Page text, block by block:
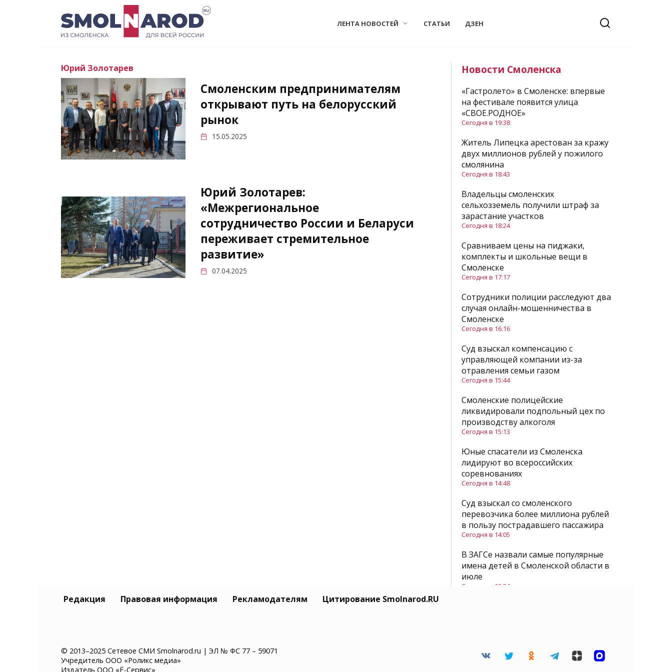
ЛЕНТА НОВОСТЕЙ СТАТЬИ ДЗЕН
Юрий Золотарев
Смоленским предпринимателям
открывают путь на белорусский
рынок
15.05.2025
Юрий Золотарев:
«Межрегиональное
сотрудничество России и Беларуси
переживает стремительное
развитие»
07.04.2025
Новости Смоленска
«Гастролето» в Смоленске: впервые
на фестивале появится улица
«СВОЕ.РОДНОЕ»
Сегодня в 19:38
Житель Липецка арестован за кражу
двух миллионов рублей у пожилого
смолянина
Сегодня в 18:43
Владельцы смоленских
сельхозземель получили штраф за
зарастание участков
Сегодня в 18:24
Сравниваем цены на пиджаки,
комплекты и школьные вещи в
Смоленске
Сегодня в 17:17
Сотрудники полиции расследуют два
случая онлайн-мошенничества в
Смоленске
Сегодня в 16:16
Суд взыскал компенсацию с
управляющей компании из-за
отравления семьи газом
Сегодня в 15:44
Смоленские полицейские
ликвидировали подпольный цех по
производству алкоголя
Сегодня в 15:13
Юные спасатели из Смоленска
лидируют во всероссийских
соревнованиях
Сегодня в 14:48
Суд взыскал со смоленского
перевозчика более миллиона рублей
в пользу пострадавшего пассажира
Сегодня в 14:05
В ЗАГСе назвали самые популярные
имена детей в Смоленской области в
июле
Сегодня в 13:24
Редакция Правовая информация Рекламодателям Цитирование Smolnarod.RU
© 2013–2025 Сетевое СМИ Smolnarod.ru | ЭЛ № ФС 77 – 59071
Учредитель ООО «Роликс медиа»
Издатель ООО «Ё-Сервис»